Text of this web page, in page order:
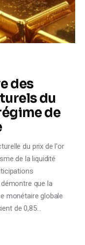
des
du
de
du prix de l'or
de la liquidité
que la
monétaire globale
de 0,85…